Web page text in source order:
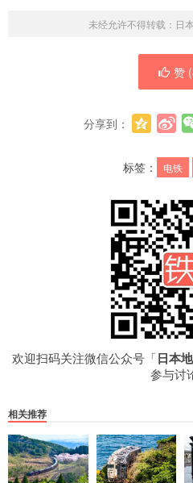
未经允许不得转载： 日
赞 (
分享到：
标签： 电铁
欢迎扫码关注微信公众号「日本
参与讨
相关推荐